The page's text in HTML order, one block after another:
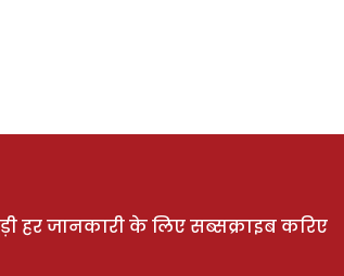
हर जानकारी के लिए सब्सक्राइब करिए